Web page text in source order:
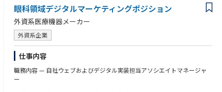
s of existing product lines.
＜Support to Sales Organization＞:
• Keep update product knowledge of the sales force through close com
munication on a routine basis.
• Develop effective selling-support materials for assigned product lines.
• Implement joint field visit to support product-detailing and demonstrat
ions/in-services.
• Platform Management:
➢ Oversee the day-to-day operations of the CRM platform (Veeva CRM /
Salesforce platform) include Veeva Vault for commercial BU and Medica
l, ensuring its availability, performance, and reliability.
➢ Implement standard methodologies for platform maintenance and o
ptimization.
➢ Collaborate with business units to understand their needs and require
Medical, IBE Department, Global Process Owners,
Program Managers of Global Commercial IT, Local CET Groups
眼科領域デジタルマーケティングポジション
外資系医療機器メーカー
外資系企業
仕事内容
職務内容 — 自社ウェブおよびデジタル実装担当アソシエイトマネージャ
ー